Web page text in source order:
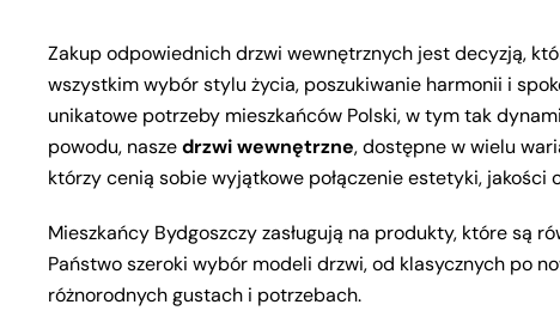
Zakup odpowiednich drzwi wewnętrznych jest decyzją,
wszystkim wybór stylu życia, poszukiwanie harmonii i
unikatowe potrzeby mieszkańców Polski, w tym tak
powodu, naszedrzwi wewnętrzne, dostępne w wielu
którzy cenią sobie wyjątkowe połączenie estetyki, jakości
Mieszkańcy Bydgoszczy zasługują na produkty, które są
Państwo szeroki wybór modeli drzwi, od klasycznych po
różnorodnych gustach i potrzebach.